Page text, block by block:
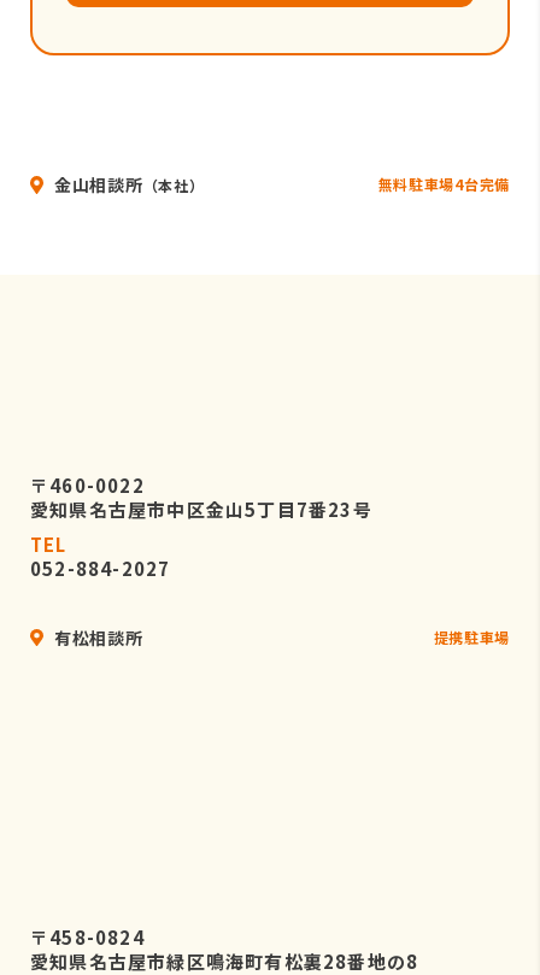
金山相談所 （本社） 無料駐車場4台完備
〒460-0022
愛知県名古屋市中区金山5丁目7番23号
TEL
052-884-2027
有松相談所 提携駐車場
〒458-0824
愛知県名古屋市緑区鳴海町有松裏28番地の8